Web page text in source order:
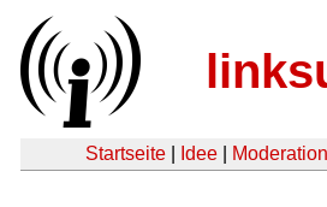
Startseite Idee Moderation